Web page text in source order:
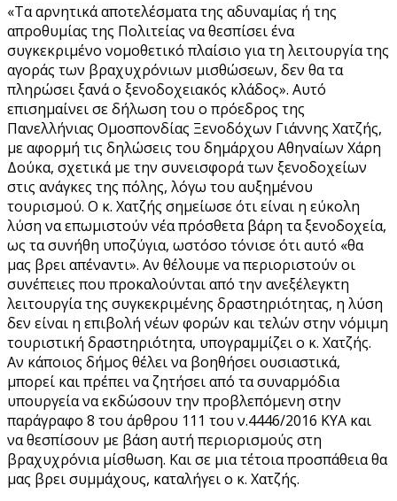
«Τα αρνητικά αποτελέσματα της αδυναμίας ή της
απροθυμίας της Πολιτείας να θεσπίσει ένα
συγκεκριμένο νομοθετικό πλαίσιο για τη λειτουργία της
αγοράς των βραχυχρόνιων μισθώσεων, δεν θα τα
πληρώσει ξανά ο ξενοδοχειακός κλάδος». Αυτό
επισημαίνει σε δήλωση του ο πρόεδρος της
Πανελλήνιας Ομοσπονδίας Ξενοδόχων Γιάννης Χατζής,
με αφορμή τις δηλώσεις του δημάρχου Αθηναίων Χάρη
Δούκα, σχετικά με την συνεισφορά των ξενοδοχείων
στις ανάγκες της πόλης, λόγω του αυξημένου
τουρισμού. Ο κ. Χατζής σημείωσε ότι είναι η εύκολη
λύση να επωμιστούν νέα πρόσθετα βάρη τα ξενοδοχεία,
ως τα συνήθη υποζύγια, ωστόσο τόνισε ότι αυτό «θα
μας βρει απέναντι». Αν θέλουμε να περιοριστούν οι
συνέπειες που προκαλούνται από την ανεξέλεγκτη
λειτουργία της συγκεκριμένης δραστηριότητας, η λύση
δεν είναι η επιβολή νέων φορών και τελών στην νόμιμη
τουριστική δραστηριότητα, υπογραμμίζει ο κ. Χατζής.
Αν κάποιος δήμος θέλει να βοηθήσει ουσιαστικά,
μπορεί και πρέπει να ζητήσει από τα συναρμόδια
υπουργεία να εκδώσουν την προβλεπόμενη στην
παράγραφο 8 του άρθρου 111 του ν.4446/2016 ΚΥΑ και
να θεσπίσουν με βάση αυτή περιορισμούς στη
βραχυχρόνια μίσθωση. Και σε μια τέτοια προσπάθεια θα
μας βρει συμμάχους, καταλήγει ο κ. Χατζής.